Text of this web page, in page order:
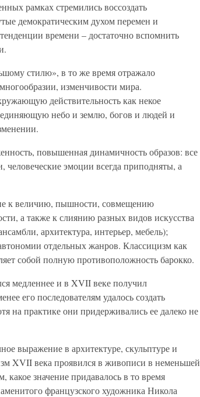
рамках стремились воссоздать
демократическим духом перемен и
времени – достаточно вспомнить
стилю», в то же время отражало
изменчивости мира.
действительность как некое
небо и землю, богов и людей и
повышенная динамичность образов: все
эмоции всегда приподняты, а
к величию, пышности, совмещению
а также к слиянию разных видов искусства
архитектура, интерьер, мебель);
отдельных жанров. Классицизм как
собой полную противоположность барокко.
медленнее и в XVII веке получил
его последователям удалось создать
на практике они придерживались ее далеко не
выражение в архитектуре, скульптуре и
XVII века проявился в живописи в неменьшей
какое значение придавалось в то время
французского художника Никола